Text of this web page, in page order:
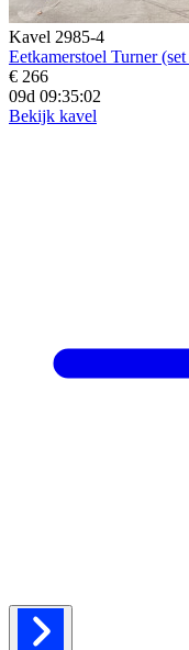
Kavel 2985-4
Eetkamerstoel Turner
€ 266
09d 09:35:01
Bekijk kavel